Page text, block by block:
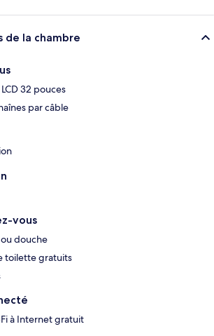
de la chambre
32 pouces
par câble
vous
douche
toilette gratuits
à Internet gratuit